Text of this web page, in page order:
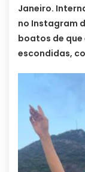
Janeiro.
no Instagram
boatos de
escondidas,